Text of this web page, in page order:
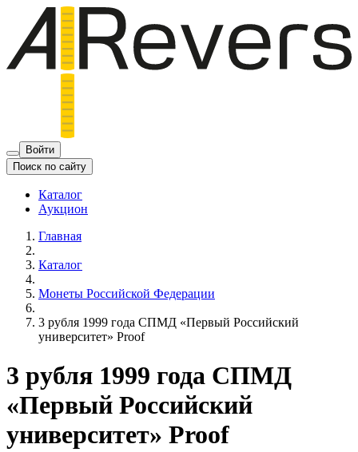
Войти
Поиск по сайту
Каталог
Аукцион
Главная
Каталог
Монеты Российской Федерации
3 рубля 1999 года СПМД «Первый Российский
университет» Proof
3 рубля 1999 года СПМД
«Первый Российский
университет» Proof